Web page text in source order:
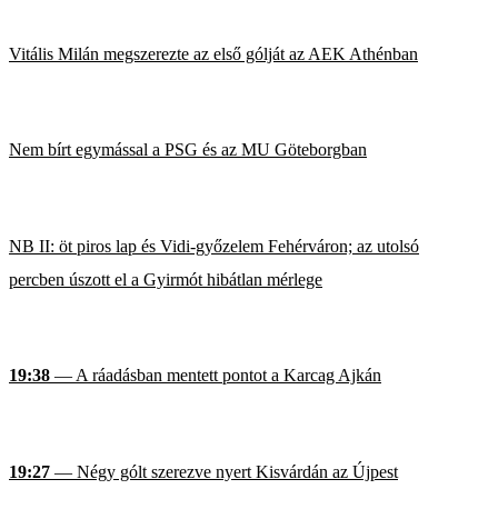
Vitális Milán megszerezte az első gólját az AEK Athénban
Nem bírt egymással a PSG és az MU Göteborgban
NB II: öt piros lap és Vidi-győzelem Fehérváron; az utolsó
percben úszott el a Gyirmót hibátlan mérlege
19:38 — A ráadásban mentett pontot a Karcag Ajkán
19:27 — Négy gólt szerezve nyert Kisvárdán az Újpest